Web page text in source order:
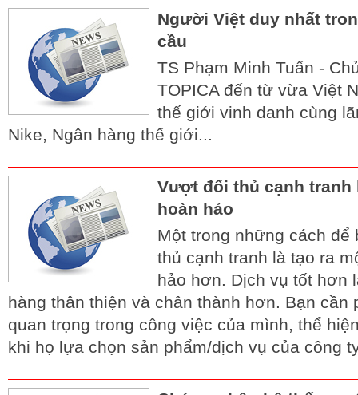
Người Việt duy nhất
cầu
TS Phạm Minh Tuấn -
TOPICA đến từ vừa Việt
thế giới vinh danh cùng
Nike, Ngân hàng thế giới...
Vượt đối thủ cạnh tranh
hoàn hảo
Một trong những cách
thủ cạnh tranh là tạo ra
hảo hơn. Dịch vụ tốt hơn
hàng thân thiện và chân thành hơn. Bạn cần
quan trọng trong công việc của mình, thể
khi họ lựa chọn sản phẩm/dịch vụ của công